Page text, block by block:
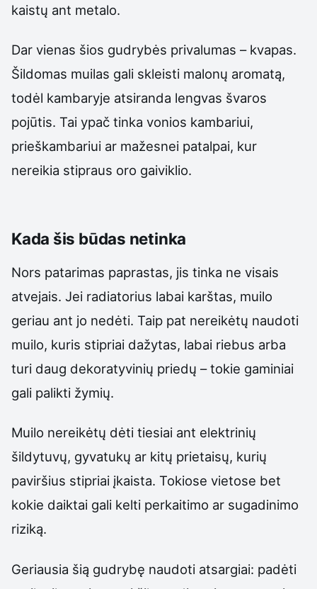
kaistų ant metalo.
Dar vienas šios gudrybės privalumas – kvapas.
Šildomas muilas gali skleisti malonų aromatą,
todėl kambaryje atsiranda lengvas švaros
pojūtis. Tai ypač tinka vonios kambariui,
prieškambariui ar mažesnei patalpai, kur
nereikia stipraus oro gaiviklio.
Kada šis būdas netinka
Nors patarimas paprastas, jis tinka ne visais
atvejais. Jei radiatorius labai karštas, muilo
geriau ant jo nedėti. Taip pat nereikėtų naudoti
muilo, kuris stipriai dažytas, labai riebus arba
turi daug dekoratyvinių priedų – tokie gaminiai
gali palikti žymių.
Muilo nereikėtų dėti tiesiai ant elektrinių
šildytuvų, gyvatukų ar kitų prietaisų, kurių
paviršius stipriai įkaista. Tokiose vietose bet
kokie daiktai gali kelti perkaitimo ar sugadinimo
riziką.
Geriausia šią gudrybę naudoti atsargiai: padėti